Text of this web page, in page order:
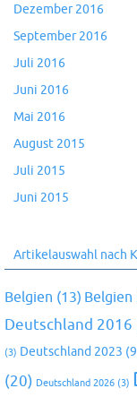
Dezember 2016
September 2016
Juli 2016
Juni 2016
Mai 2016
August 2015
Juli 2015
Juni 2015
Artikelauswahl nach
Belgien (13) Belgien
Deutschland 2016
(3) Deutschland 2023
(20) Deutschland 2026 (3)